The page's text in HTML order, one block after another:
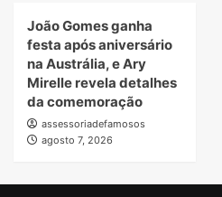
João Gomes ganha
festa após aniversário
na Austrália, e Ary
Mirelle revela detalhes
da comemoração
assessoriadefamosos
agosto 7, 2026